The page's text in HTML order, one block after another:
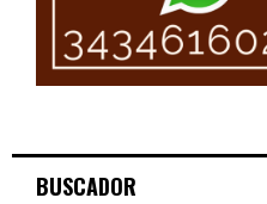
BUSCADOR